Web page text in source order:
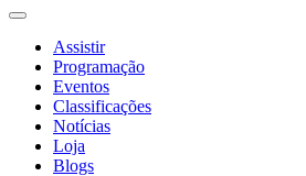
Assistir
Programação
Eventos
Classificações
Notícias
Loja
Blogs